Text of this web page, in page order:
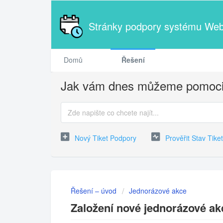
Stránky podpory systému
Domů Řešení
Jak vám dnes můžeme
Nový Tiket Podpory Prověřit Stav
Řešení – úvod Jednorázové akce
Založení nové jednorázové